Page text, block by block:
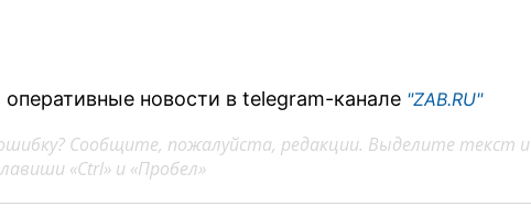
новости в telegram-канале "ZAB.RU"
Сообщите, пожалуйста, редакции. Выделите текст и
«Ctrl» и «Пробел»